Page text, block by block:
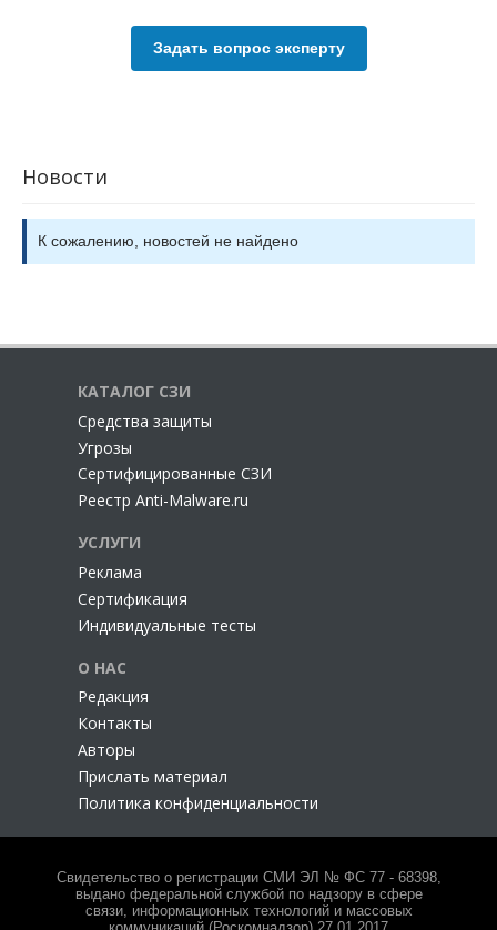
Задать вопрос эксперту
Новости
К сожалению, новостей не найдено
КАТАЛОГ СЗИ
Cредства защиты
Угрозы
Сертифицированные СЗИ
Реестр Anti-Malware.ru
УСЛУГИ
Реклама
Сертификация
Индивидуальные тесты
О НАС
Редакция
Контакты
Авторы
Прислать материал
Политика конфиденциальности
Свидетельство о регистрации СМИ ЭЛ № ФС 77 - 68398,
выдано федеральной службой по надзору в сфере
связи, информационных технологий и массовых